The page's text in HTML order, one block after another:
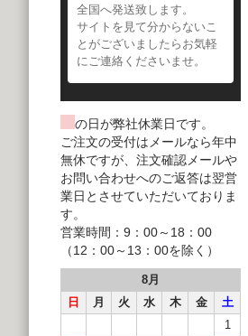
全国へ発送致します。
サイトを見て分からないこ
とがございましたらお気軽
にご連絡くださいませ。
の日が弊社休業日です。
ご注文の受付はメールなら年中
無休ですが、注文確認メールや
お問い合わせへのご返答は翌営
業日とさせていただいておりま
す。
営業時間：9：00～18：00
（12：00～13：00を除く）
8月
日
月 火 水 木 金
土
1